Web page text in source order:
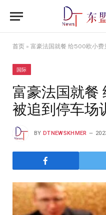
首页 » 富豪法国就餐 给500欧小费
国际
富豪法国就餐
被追到停车场
BY DTNEWSKHMER